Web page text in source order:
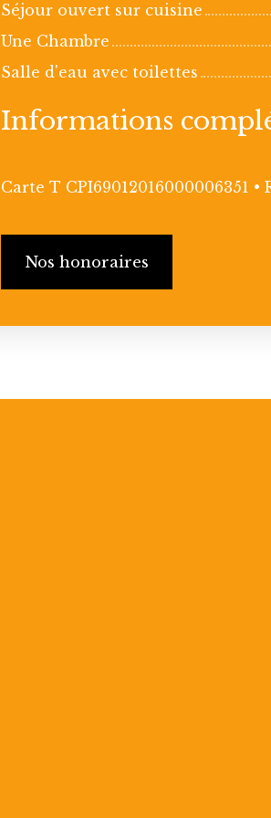
Séjour ouvert sur cuisine
Une Chambre
Salle d'eau avec toilettes
Informations
Carte T CPI69012016000006351 •
Nos honoraires